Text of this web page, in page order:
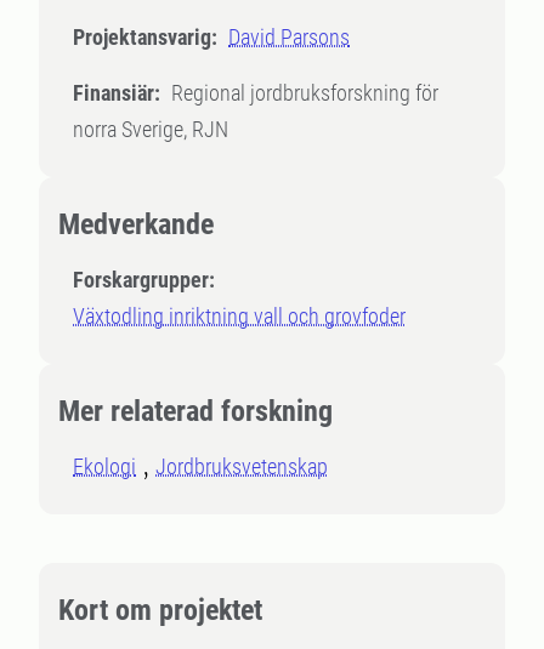
Projektansvarig: David Parsons
Finansiär: Regional jordbruksforskning för
norra Sverige, RJN
Medverkande
Forskargrupper:
Växtodling inriktning vall och grovfoder
Mer relaterad forskning
Ekologi Jordbruksvetenskap
Kort om projektet